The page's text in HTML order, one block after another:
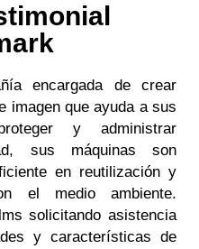
encargada de crear
imagen que ayuda a sus
y administrar
sus máquinas son
en reutilización y
el medio ambiente.
solicitando asistencia
y características de